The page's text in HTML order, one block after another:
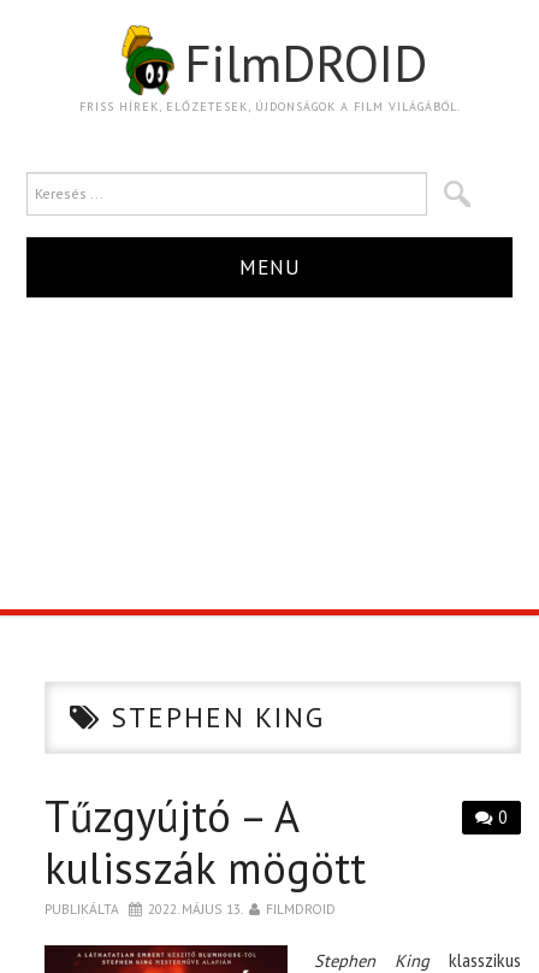
FilmDROID
FRISS HÍREK, ELŐZETESEK, ÚJDONSÁGOK A FILM VILÁGÁBÓL.
MENU
CIKK
PÓLÓ RENDELÉS
STEPHEN KING
0
Tűzgyújtó – A
kulisszák mögött
PUBLIKÁLTA 2022. MÁJUS 13. FILMDROID
Stephen Kingklasszikus